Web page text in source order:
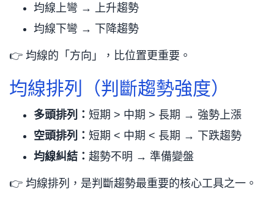
均線上彎 → 上升趨勢
均線下彎 → 下降趨勢
👉 均線的「方向」，比位置更重要。
均線排列（判斷趨勢強度）
多頭排列： 短期 > 中期 > 長期 → 強勢上漲
空頭排列： 短期 < 中期 < 長期 → 下跌趨勢
均線糾結： 趨勢不明 → 準備變盤
👉 均線排列，是判斷趨勢最重要的核心工具之一。